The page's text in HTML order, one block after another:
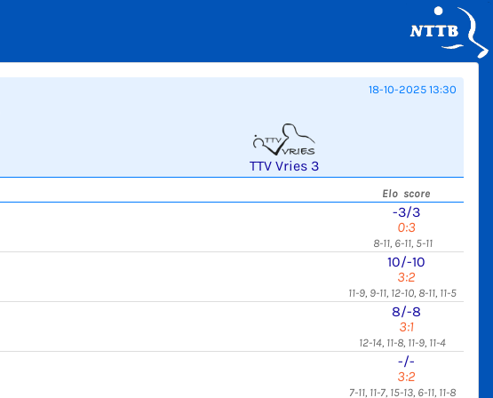
18-10-2025 13:30
TTV Vries 3
Elo score
-3/3
0:3
8-11, 6-11, 5-11
10/-10
3:2
11-9, 9-11, 12-10, 8-11, 11-5
8/-8
3:1
12-14, 11-8, 11-9, 11-4
-/-
3:2
7-11, 11-7, 15-13, 6-11, 11-8